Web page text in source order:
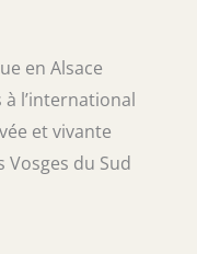
en Alsace
l’international
et vivante
Vosges du Sud